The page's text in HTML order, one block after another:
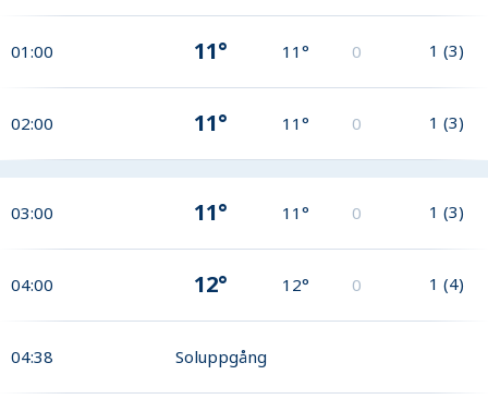
01:00 11° 11° 0 1 (3)
02:00 11° 11° 0 1 (3)
03:00 11° 11° 0 1 (3)
04:00 12° 12° 0 1 (4)
04:38 Soluppgång